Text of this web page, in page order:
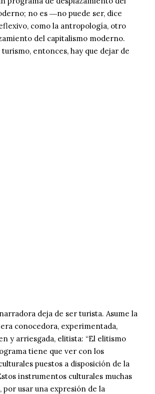
no es ―no puede ser, dice
como la antropología, otro
del capitalismo moderno.
entonces, hay que dejar de
deja de ser turista. Asume la
conocedora, experimentada,
y arriesgada, elitista: “El elitismo
tiene que ver con los
puestos a disposición de la
instrumentos culturales muchas
por usar una expresión de la